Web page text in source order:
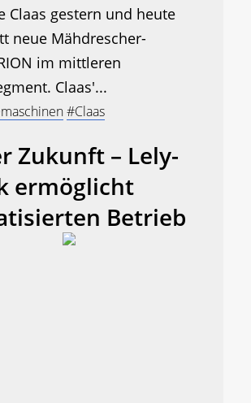
Claas gestern und heute
neue Mähdrescher-
im mittleren
Claas'...
#Claas
Zukunft – Lely-
ermöglicht
Betrieb